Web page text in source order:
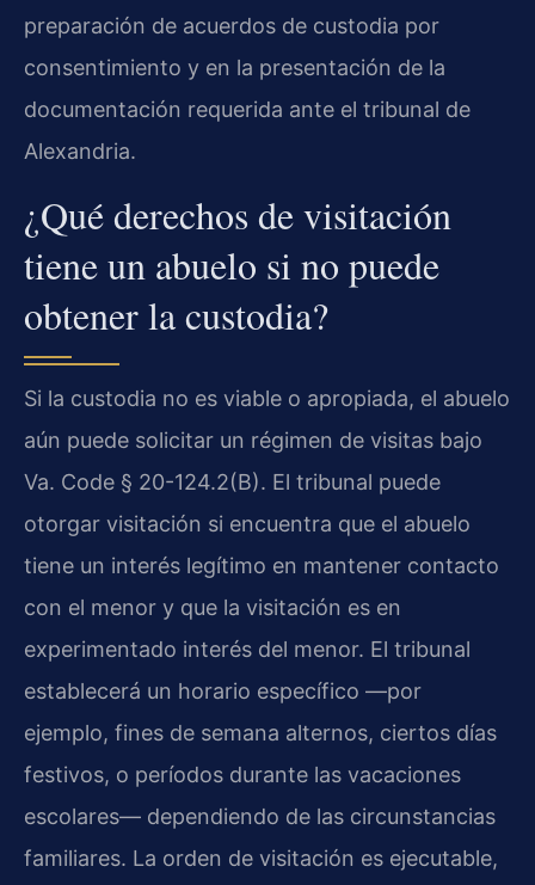
preparación de acuerdos de custodia por
consentimiento y en la presentación de la
documentación requerida ante el tribunal de
Alexandria.
¿Qué derechos de visitación
tiene un abuelo si no puede
obtener la custodia?
Si la custodia no es viable o apropiada, el abuelo
aún puede solicitar un régimen de visitas bajo
Va. Code § 20-124.2(B). El tribunal puede
otorgar visitación si encuentra que el abuelo
tiene un interés legítimo en mantener contacto
con el menor y que la visitación es en
experimentado interés del menor. El tribunal
establecerá un horario específico —por
ejemplo, fines de semana alternos, ciertos días
festivos, o períodos durante las vacaciones
escolares— dependiendo de las circunstancias
familiares. La orden de visitación es ejecutable,